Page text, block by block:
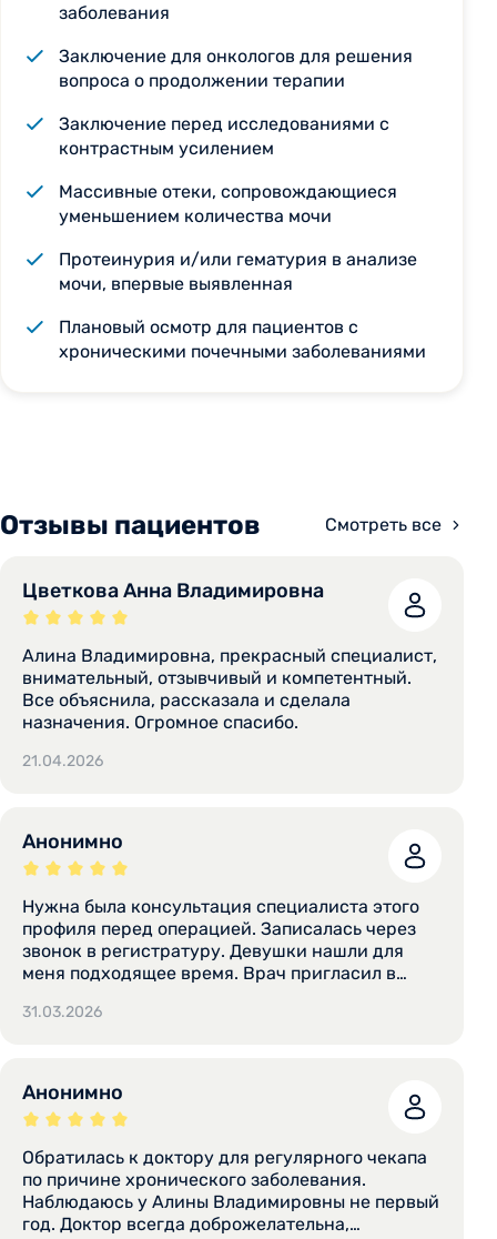
заболевания
Заключение для онкологов для решения
вопроса о продолжении терапии
Заключение перед исследованиями с
контрастным усилением
Массивные отеки, сопровождающиеся
уменьшением количества мочи
Протеинурия и/или гематурия в анализе
мочи, впервые выявленная
Плановый осмотр для пациентов с
хроническими почечными заболеваниями
Отзывы пациентов Смотреть все
Цветкова Анна Владимировна
Алина Владимировна, прекрасный специалист,
внимательный, отзывчивый и компетентный.
Все объяснила, рассказала и сделала
назначения. Огромное спасибо.
21.04.2026
Анонимно
Нужна была консультация специалиста этого
профиля перед операцией. Записалась через
звонок в регистратуру. Девушки нашли для
меня подходящее время. Врач пригласил в
анализы, которые были у меня на руках.
необходимы. Алина Владимировна -
прекрасный специалист, заинтересованный в
своей работе. Вежливая, внимательная.
Доступно все объяснила. Обязательно
обращусь еще. Нареканий к специалисту нет.
Обязательно посоветую ее своим знакомым.
31.03.2026
Анонимно
Обратилась к доктору для регулярного чекапа
по причине хронического заболевания.
Наблюдаюсь у Алины Владимировны не первый
год. Доктор всегда доброжелательна,